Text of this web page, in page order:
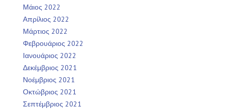
Μάιος 2022
Απρίλιος 2022
Μάρτιος 2022
Φεβρουάριος 2022
Ιανουάριος 2022
Δεκέμβριος 2021
Νοέμβριος 2021
Οκτώβριος 2021
Σεπτέμβριος 2021